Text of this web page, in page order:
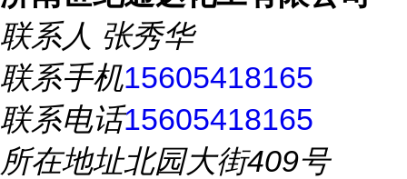
联系人 张秀华
联系手机15605418165
联系电话15605418165
所在地址北园大街409号